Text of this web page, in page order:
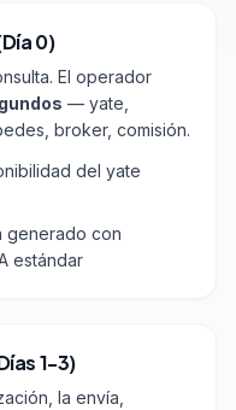
0)
El operador
— yate,
broker, comisión.
del yate
generado con
estándar
1-3)
la envía,